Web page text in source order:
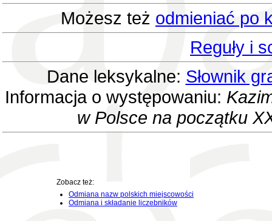
Możesz też odmieniać po
Reguły i
Dane leksykalne: Słownik
Informacja o występowaniu:
w Polsce na początku
Zobacz też:
Odmiana nazw polskich miejscowości
Odmiana i składanie liczebników